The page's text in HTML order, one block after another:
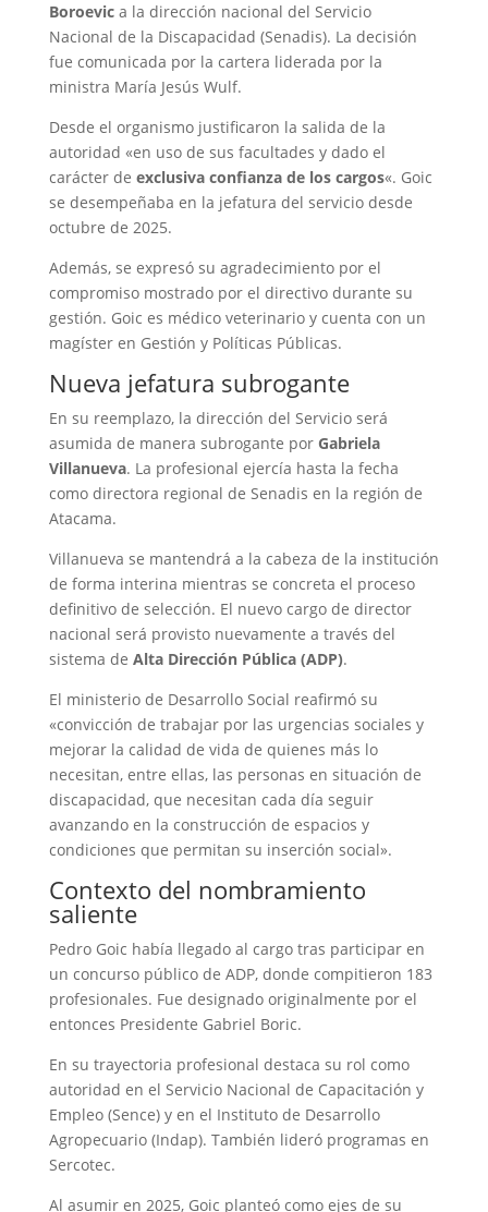
Boroevica la dirección nacional del Servicio
Nacional de la Discapacidad (Senadis). La decisión
fue comunicada por la cartera liderada por la
ministra María Jesús Wulf.
Desde el organismo justificaron la salida de la
autoridad «en uso de sus facultades y dado el
carácter de exclusiva confianza de los cargos«. Goic
se desempeñaba en la jefatura del servicio desde
octubre de 2025.
Además, se expresó su agradecimiento por el
compromiso mostrado por el directivo durante su
gestión. Goic es médico veterinario y cuenta con un
magíster en Gestión y Políticas Públicas.
Nueva jefatura subrogante
En su reemplazo, la dirección del Servicio será
asumida de manera subrogante por Gabriela
Villanueva. La profesional ejercía hasta la fecha
como directora regional de Senadis en la región de
Atacama.
Villanueva se mantendrá a la cabeza de la institución
de forma interina mientras se concreta el proceso
definitivo de selección. El nuevo cargo de director
nacional será provisto nuevamente a través del
sistema de Alta Dirección Pública (ADP).
El ministerio de Desarrollo Social reafirmó su
«convicción de trabajar por las urgencias sociales y
mejorar la calidad de vida de quienes más lo
necesitan, entre ellas, las personas en situación de
discapacidad, que necesitan cada día seguir
avanzando en la construcción de espacios y
condiciones que permitan su inserción social».
Contexto del nombramiento
saliente
Pedro Goic había llegado al cargo tras participar en
un concurso público de ADP, donde compitieron 183
profesionales. Fue designado originalmente por el
entonces Presidente Gabriel Boric.
En su trayectoria profesional destaca su rol como
autoridad en el Servicio Nacional de Capacitación y
Empleo (Sence) y en el Instituto de Desarrollo
Agropecuario (Indap). También lideró programas en
Sercotec.
Al asumir en 2025, Goic planteó como ejes de su